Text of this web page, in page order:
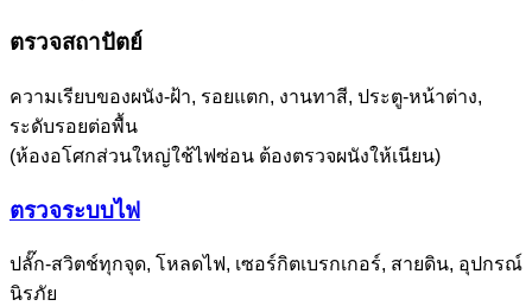
ตรวจสถาปัตย์
ความเรียบของผนัง-ฝ้า, รอยแตก, งานทาสี, ประตู-หน้าต่าง,
ระดับรอยต่อพื้น
(ห้องอโศกส่วนใหญ่ใช้ไฟซ่อน ต้องตรวจผนังให้เนียน)
ตรวจระบบไฟ
ปลั๊ก-สวิตช์ทุกจุด, โหลดไฟ, เซอร์กิตเบรกเกอร์, สายดิน, อุปกรณ์
นิรภัย